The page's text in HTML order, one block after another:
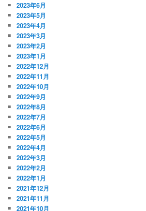
2023年6月
2023年5月
2023年4月
2023年3月
2023年2月
2023年1月
2022年12月
2022年11月
2022年10月
2022年9月
2022年8月
2022年7月
2022年6月
2022年5月
2022年4月
2022年3月
2022年2月
2022年1月
2021年12月
2021年11月
2021年10月